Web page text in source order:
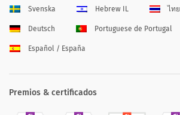
Svenska Hebrew IL ไทย
Deutsch Portuguese de Portugal
Español / España
Premios & certificados